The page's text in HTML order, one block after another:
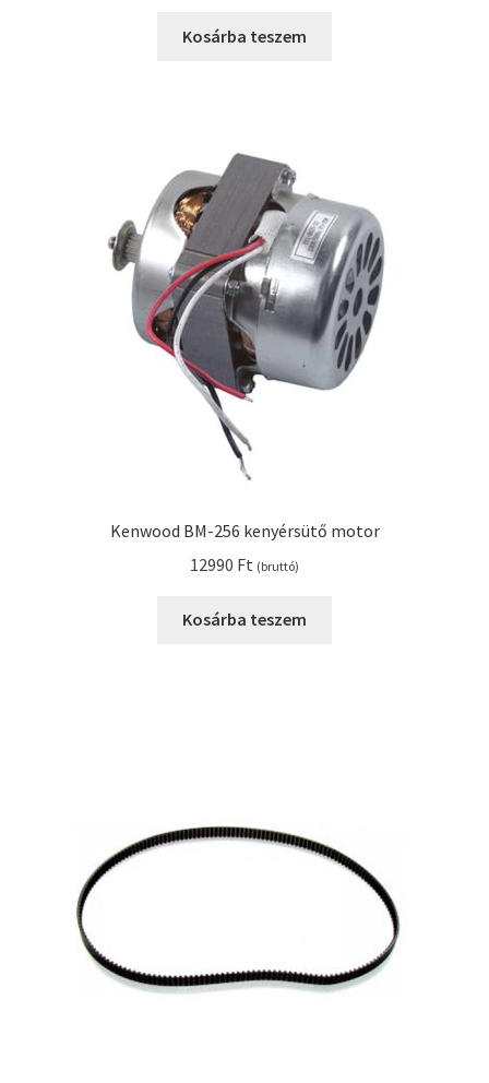
Kosárba teszem
Kenwood BM-256 kenyérsütő motor
12990 Ft (bruttó)
Kosárba teszem